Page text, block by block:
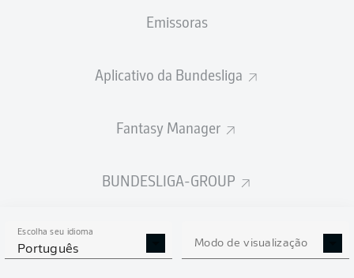
Emissoras
Aplicativo da Bundesliga
Fantasy Manager
BUNDESLIGA-GROUP
Escolha seu idioma
Português Modo de visualização
ESTATÍSTICAS DA
TEMPORADA 2026/2027